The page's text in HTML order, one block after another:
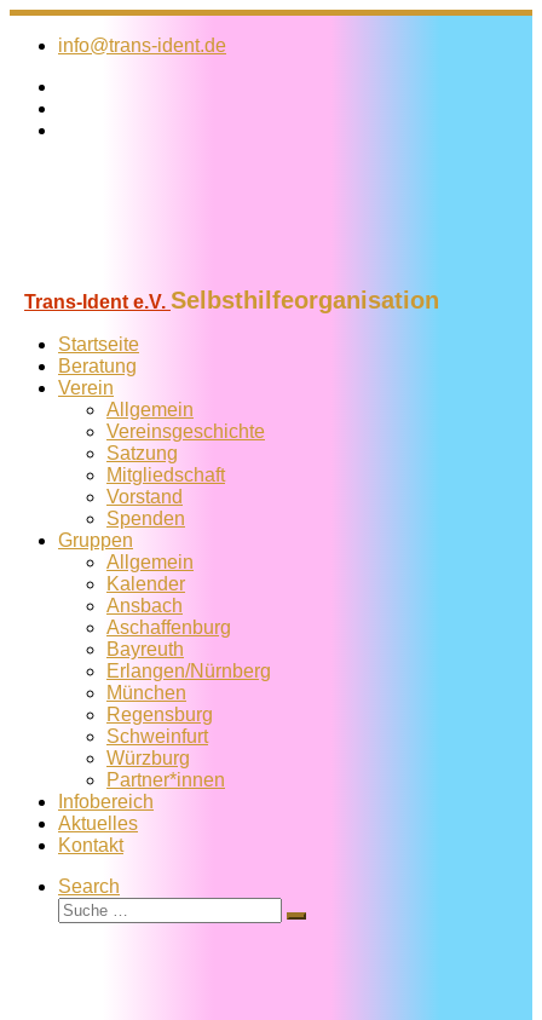
Zum
Inhalt
info@trans-ident.de
Trans-Ident e.V. Selbsthilfeorganisation
Startseite
Beratung
Verein
Allgemein
Vereins­geschichte
Satzung
Mitglied­schaft
Vorstand
Spenden
Gruppen
Allgemein
Kalender
Ansbach
Aschaffenburg
Bayreuth
Erlangen/Nürnberg
München
Regensburg
Schweinfurt
Würzburg
Partner*innen
Infobereich
Aktuelles
Kontakt
Search
Suche
Suche